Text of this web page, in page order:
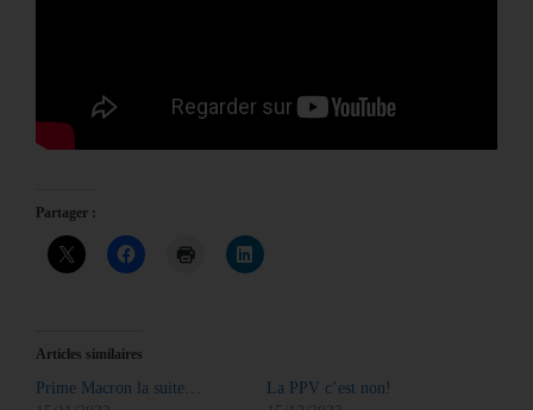
Partager :
Articles similaires
Prime Macron la suite…
La PPV c’est non!